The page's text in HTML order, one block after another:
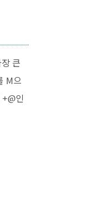
큰
M으
인